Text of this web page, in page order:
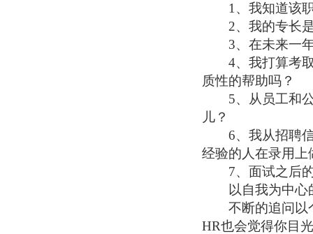
1、我知道该职
2、我的专长是
3、在未来一年
4、我打算考取
质性的帮助吗？
5、从员工和公
儿？
6、我从招聘信
经验的人在录用上
7、面试之后的
以自我为中心
不断的追问以个
HR也会觉得你目